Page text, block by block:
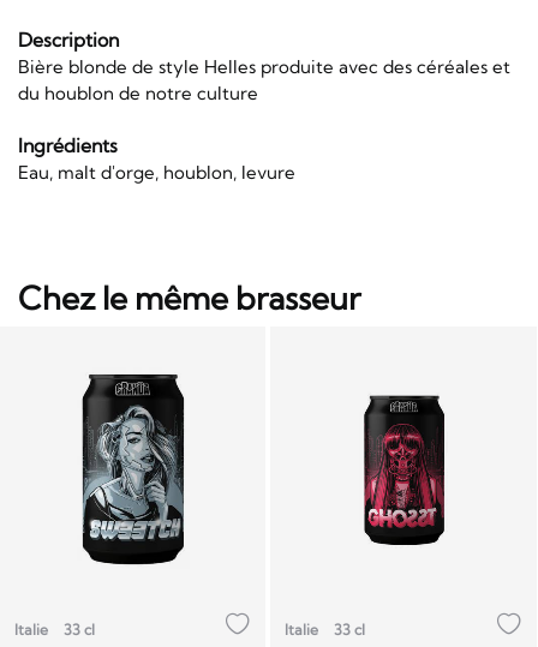
Description
Bière blonde de style Helles produite avec des céréales et
du houblon de notre culture
Ingrédients
Eau, malt d'orge, houblon, levure
Chez le même brasseur
Italie 33 cl Italie 33 cl